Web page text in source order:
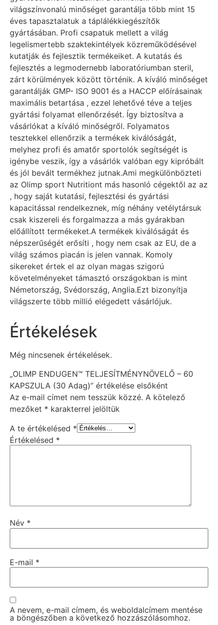
világszínvonalú minőséget garantálja több mint 15
éves tapasztalatuk a táplálékkiegészítők
gyártásában. Profi csapatuk mellett a világ
legelismertebb szaktekintélyek közreműködésével
kutatják és fejlesztik termékeiket. A kutatás és
fejlesztés a legmodernebb laboratóriumban steril,
zárt körülmények között történik. A kíváló minőséget
garantálják GMP- ISO 9001 és a HACCP előírásainak
maximális betartása , ezzel lehetővé téve a teljes
gyártási folyamat ellenőrzését. Így biztosítva a
vásárlókat a kíváló minőségről. Folyamatos
tesztekkel ellenőrzik a termékek kiválóságát,
melyhez profi és amatőr sportolók segítségét is
igénybe veszik, így a vásárlók valóban egy kipróbált
és jól bevált termékhez jutnak.Ami megkülönbözteti
az Olimp sport Nutritiont más hasonló cégektől az az
, hogy saját kutatási, fejlesztési és gyártási
kapacitással rendelkeznek, míg néhány vetélytársuk
csak kiszereli és forgalmazza a más gyárakban
előállított termékeket.A termékek kiválóságát és
népszerűségét erősíti , hogy nem csak az EU, de a
világ számos piacán is jelen vannak. Komoly
sikereket értek el az olyan magas szigorú
követelményeket támasztó országokban is mint
Németország, Svédország, Anglia.Ezt bizonyítja
világszerte több millió elégedett vásárlójuk.
Értékelések
Még nincsenek értékelések.
„OLIMP ENDUGEN™ TELJESÍTMÉNYNÖVELŐ – 60
KAPSZULA (30 Adag)” értékelése elsőként
Az e-mail címet nem tesszük közzé. A kötelező
mezőket * karakterrel jelöltük
A te értékelésed *
Értékelésed *
Név *
E-mail *
A nevem, e-mail címem, és weboldalcímem mentése
a böngészőben a következő hozzászólásomhoz.